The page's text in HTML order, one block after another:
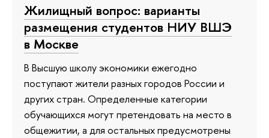
Жилищный вопрос: варианты
размещения студентов НИУ ВШЭ
в Москве
В Высшую школу экономики ежегодно
поступают жители разных городов России и
других стран. Определенные категории
обучающихся могут претендовать на место в
общежитии, а для остальных предусмотрены